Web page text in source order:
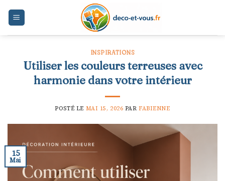
INSPIRATIONS
Utiliser les couleurs terreuses avec
harmonie dans votre intérieur
POSTÉ LE MAI 15, 2026 PARFABIENNE
15
Mai